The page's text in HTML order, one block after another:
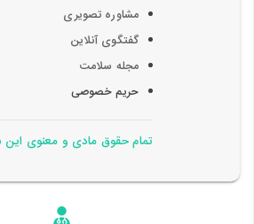
مشاوره تصویری
گفتگوی آنلاین
مجله سلامت
حریم خصوصی
تمام حقوق مادی و معنوی این